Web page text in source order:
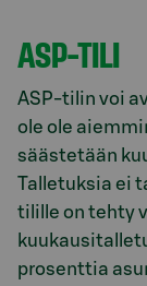
ASP-TILI
ASP-tilin voi
ole ole
säästetään
Talletuksia ei
tilille on tehty
prosenttia